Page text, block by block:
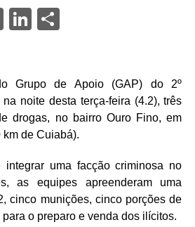
Messenger
LinkedIn
Share
Grupo de Apoio (GAP) do 2º
na noite desta terça-feira (4.2), três
drogas, no bairro Ouro Fino, em
km de Cuiabá).
uma facção criminosa no
as equipes apreenderam uma
cinco munições, cinco porções de
o preparo e venda dos ilícitos.